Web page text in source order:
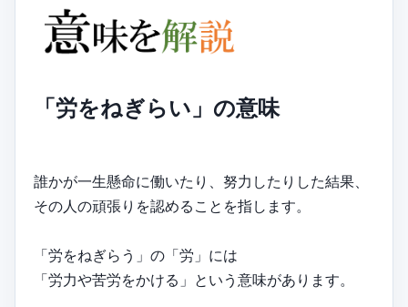
「労をねぎらい」の意味
誰かが一生懸命に働いたり、努力したりした結果、
その人の頑張りを認めることを指します。
「労をねぎらう」の「労」には
「労力や苦労をかける」という意味があります。